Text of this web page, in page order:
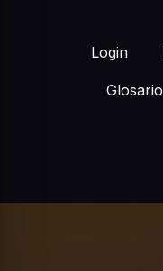
Login
Glosario